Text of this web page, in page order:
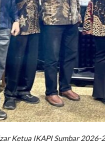
Ketua IKAPI Sumbar 2026-